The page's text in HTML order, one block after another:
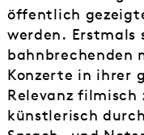
öffentlich
werden. Erstmals
bahnbrechenden
Konzerte in ihrer
Relevanz
künstlerisch